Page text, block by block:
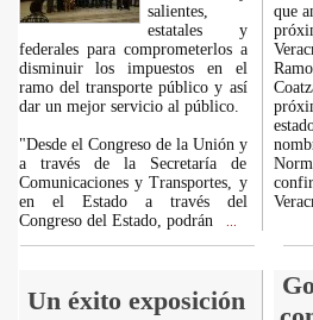
salientes,
estatales y
federales para comprometerlos a
disminuir los impuestos en el
ramo del transporte público y así
dar un mejor servicio al público.
"Desde el Congreso de la Unión y
a través de la Secretaría de
Comunicaciones y Transportes, y
en el Estado a través del
Congreso del Estado, podrán
que
Un éxito exposición